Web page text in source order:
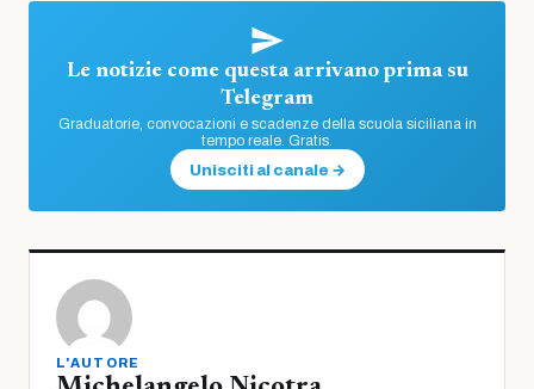
Le notizie come questa arrivano prima su
Telegram
Graduatorie, convocazioni e scadenze della scuola siciliana in
tempo reale. Gratis.
Unisciti al canale →
L'AUTORE